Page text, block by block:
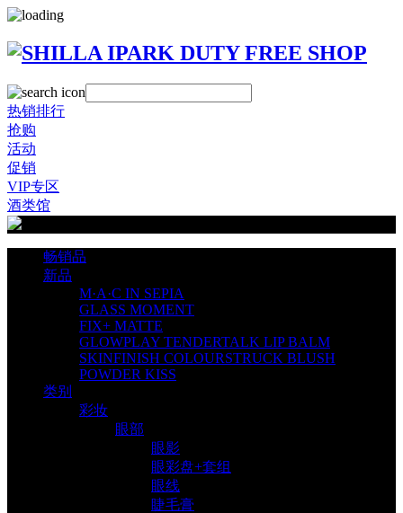
热销排行
抢购
活动
促销
VIP专区
酒类馆
畅销品
新品
M·A·C IN SEPIA
GLASS MOMENT
FIX+ MATTE
GLOWPLAY TENDERTALK LIP BALM
SKINFINISH COLOURSTRUCK BLUSH
POWDER KISS
类别
彩妆
眼部
眼影
眼彩盘+套组
眼线
睫毛膏